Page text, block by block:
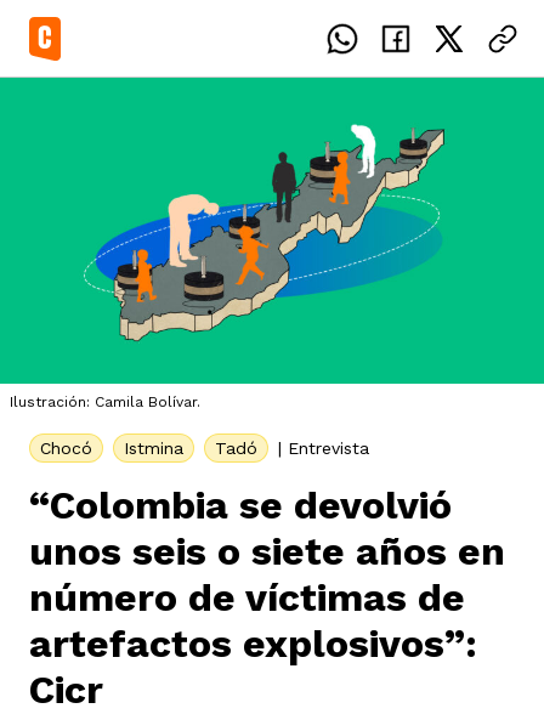
Ilustración: Camila Bolívar.
Chocó Istmina Tadó | Entrevista
“Colombia se devolvió
unos seis o siete años en
número de víctimas de
artefactos explosivos”:
Cicr
del Caguán
del Cesar
de Atrato
armado
país